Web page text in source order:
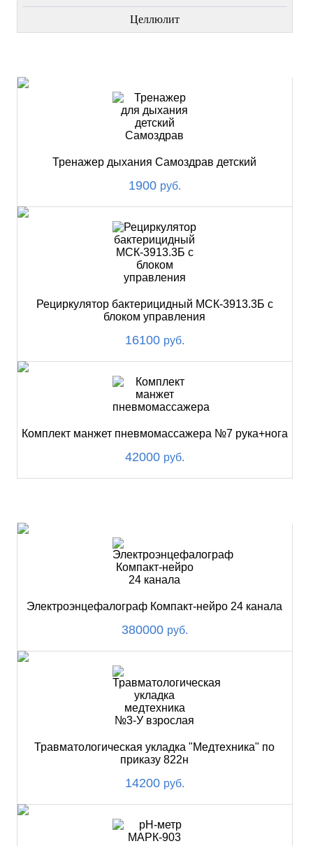
Целлюлит
Тренажер дыхания Самоздрав детский
1900 руб.
Рециркулятор бактерицидный МСК-3913.3Б с
блоком управления
16100 руб.
Комплект манжет пневмомассажера №7 рука+нога
42000 руб.
Электроэнцефалограф Компакт-нейро 24 канала
380000 руб.
Травматологическая укладка "Медтехника" по
приказу 822н
14200 руб.